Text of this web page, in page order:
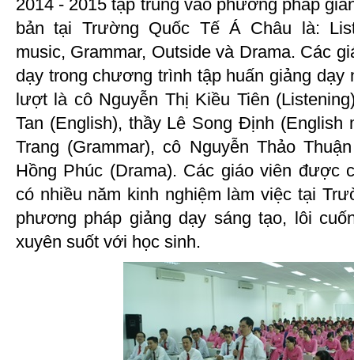
2014 - 2015 tập trung vào phương pháp
bản tại Trường Quốc Tế Á Châu là:
music, Grammar, Outside và Drama. Các
dạy trong chương trình tập huấn giảng dạy
lượt là cô Nguyễn Thị Kiều Tiên
Tan (English), thầy Lê Song Định (English
Trang (Grammar), cô Nguyễn Thảo
Hồng Phúc (Drama). Các giáo viên được
có nhiều năm kinh nghiệm làm việc tại
phương pháp giảng dạy sáng tạo, lôi
xuyên suốt với học sinh.